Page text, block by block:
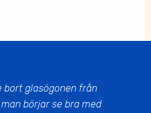
bort glasögonen från
börjar se bra med